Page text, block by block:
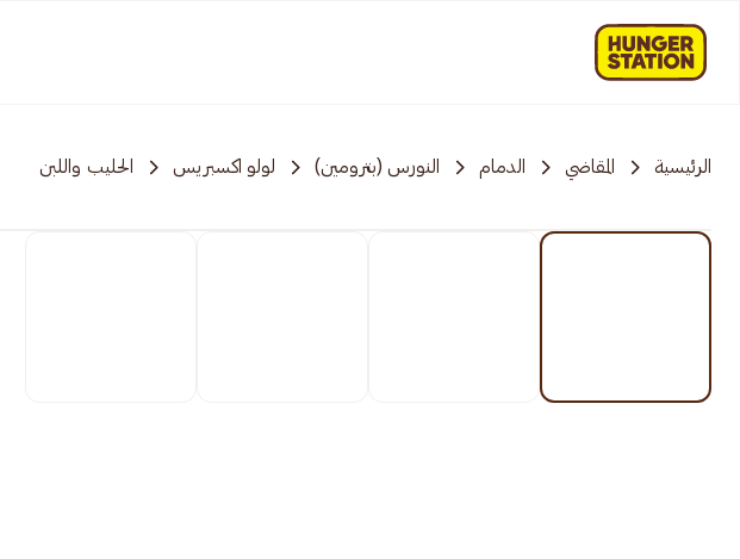
الرئيسية المقاضي الدمام النورس (بترومين) لولو اكسبريس الحليب واللبن